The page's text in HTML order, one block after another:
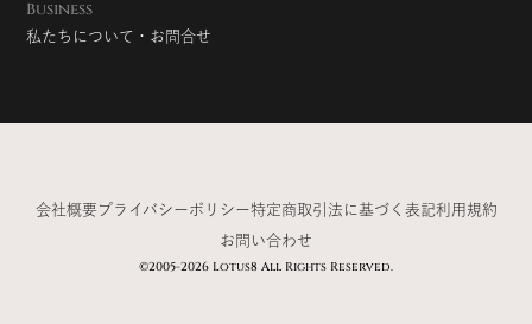
Business
私たちについて・お問合せ
©2005-2026 Lotus8 All Rights Reserved.
会社概要プライバシーポリシー特定商取引法に基づく表記利用規約
お問い合わせ